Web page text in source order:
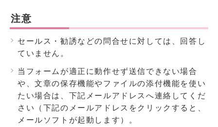
注意
セールス・勧誘などの問合せに対しては、回答し
ていません。
当フォームが適正に動作せず送信できない場合
や、文章の保存機能やファイルの添付機能を使い
たい場合は、下記メールアドレスへ連絡してくだ
さい（下記のメールアドレスをクリックすると、
メールソフトが起動します）。